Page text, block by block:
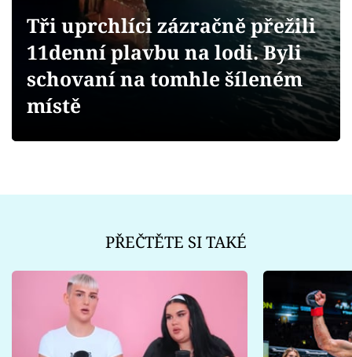
Videa
Sledujte prima+
Tři uprchlíci zázračně přežili
11denní plavbu na lodi. Byli
schovaní na tomhle šíleném
místě
PŘEČTĚTE SI TAKÉ